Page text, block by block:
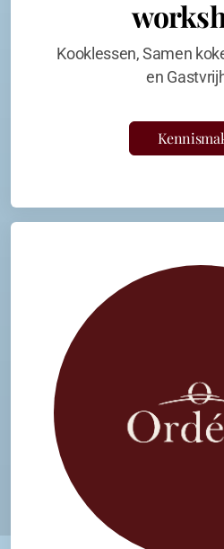
Kooklessen, Samen
en